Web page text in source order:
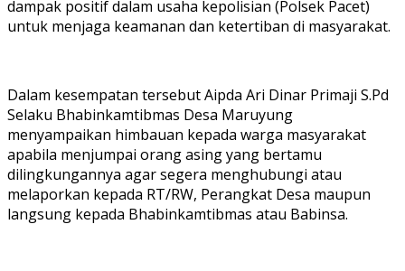
dampak positif dalam usaha kepolisian (Polsek Pacet)
untuk menjaga keamanan dan ketertiban di masyarakat.
Dalam kesempatan tersebut Aipda Ari Dinar Primaji S.Pd
Selaku Bhabinkamtibmas Desa Maruyung
menyampaikan himbauan kepada warga masyarakat
apabila menjumpai orang asing yang bertamu
dilingkungannya agar segera menghubungi atau
melaporkan kepada RT/RW, Perangkat Desa maupun
langsung kepada Bhabinkamtibmas atau Babinsa.